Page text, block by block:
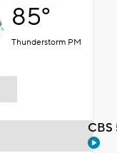
85°
Thunderstorm PM